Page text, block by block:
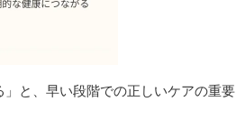
と、早い段階での正しいケアの重要